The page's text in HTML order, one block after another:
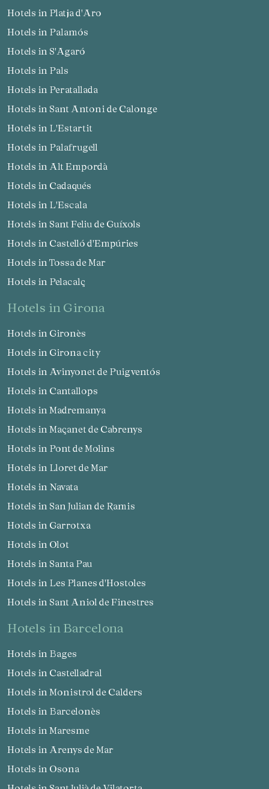
Hotels in Platja d'Aro
Hotels in Palamós
Hotels in S'Agaró
Hotels in Pals
Hotels in Peratallada
Hotels in Sant Antoni de Calonge
Hotels in L'Estartit
Hotels in Palafrugell
Hotels in Alt Empordà
Hotels in Cadaqués
Hotels in L'Escala
Hotels in Sant Feliu de Guíxols
Hotels in Castelló d'Empúries
Hotels in Tossa de Mar
Hotels in Pelacalç
hotels in Girona
Hotels in Gironès
Hotels in Girona city
Hotels in Avinyonet de Puigventós
Hotels in Cantallops
Hotels in Madremanya
Hotels in Maçanet de Cabrenys
Hotels in Pont de Molins
Hotels in Lloret de Mar
Hotels in Navata
Hotels in San Julian de Ramis
Hotels in Garrotxa
Hotels in Olot
Hotels in Santa Pau
Hotels in Les Planes d'Hostoles
Hotels in Sant Aniol de Finestres
hotels in Barcelona
Hotels in Bages
Hotels in Castelladral
Hotels in Monistrol de Calders
Hotels in Barcelonès
Hotels in Maresme
Hotels in Arenys de Mar
Hotels in Osona